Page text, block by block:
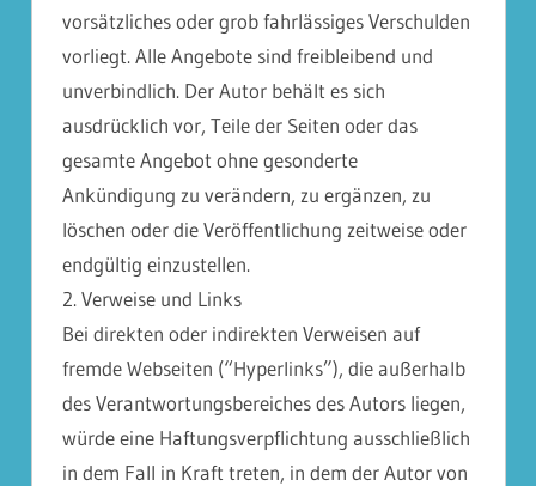
vorsätzliches oder grob fahrlässiges Verschulden
vorliegt. Alle Angebote sind freibleibend und
unverbindlich. Der Autor behält es sich
ausdrücklich vor, Teile der Seiten oder das
gesamte Angebot ohne gesonderte
Ankündigung zu verändern, zu ergänzen, zu
löschen oder die Veröffentlichung zeitweise oder
endgültig einzustellen.
2. Verweise und Links
Bei direkten oder indirekten Verweisen auf
fremde Webseiten (“Hyperlinks”), die außerhalb
des Verantwortungsbereiches des Autors liegen,
würde eine Haftungsverpflichtung ausschließlich
in dem Fall in Kraft treten, in dem der Autor von